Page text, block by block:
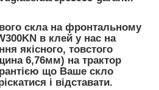
скла на фронтальному
в клей у нас на
якісного, товстого
6,76мм) на трактор
що Ваше скло
і відставати.